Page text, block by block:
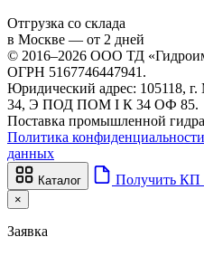
Отгрузка со склада
в Москве — от 2 дней
© 2016–2026 ООО ТД
ОГРН 5167746447941.
Юридический адрес: 105118,
34, Э ПОД ПОМ I К 34 ОФ 85.
Поставка промышленной
Политика
данных
Каталог Получить КП
×
Заявка